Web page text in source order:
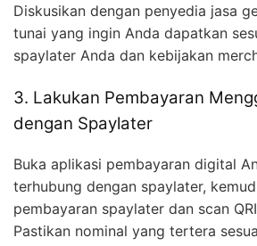
Diskusikan dengan penyedia jasa
tunai yang ingin Anda dapatkan
spaylater Anda dan kebijakan
3. Lakukan Pembayaran
dengan Spaylater
Buka aplikasi pembayaran digital
terhubung dengan spaylater,
pembayaran spaylater dan scan
Pastikan nominal yang tertera